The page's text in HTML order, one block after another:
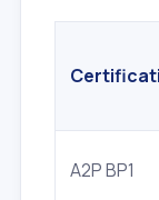
A2P BP1